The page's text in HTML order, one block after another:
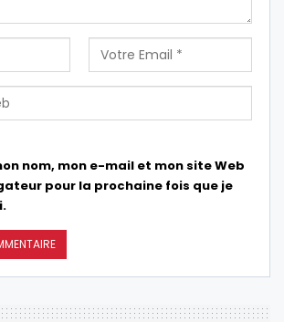
nom, mon e-mail et mon site Web
pour la prochaine fois que je